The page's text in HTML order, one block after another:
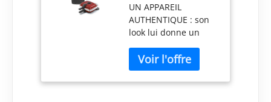
plaques inclus
(Gaufre Coeur),
Fabriqué en
France,
Réversible sur
son socle,
Plaques
UN APPAREIL
AUTHENTIQUE : son
look lui donne un
HOMOGENE :
appareil réversible
sur socle pour une